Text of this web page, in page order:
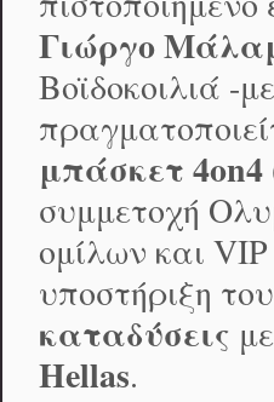
Γιώργο
Βοϊδοκοιλιά -
μπάσκετ 4on4
συμμετοχή
ομίλων και
υποστήριξη του
καταδύσεις
Hellas.